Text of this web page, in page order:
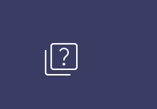
quiz